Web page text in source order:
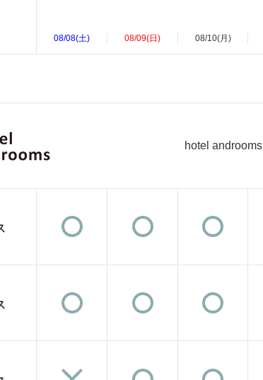
08/08(土) 08/09(日) 08/10(月)
hotel androoms